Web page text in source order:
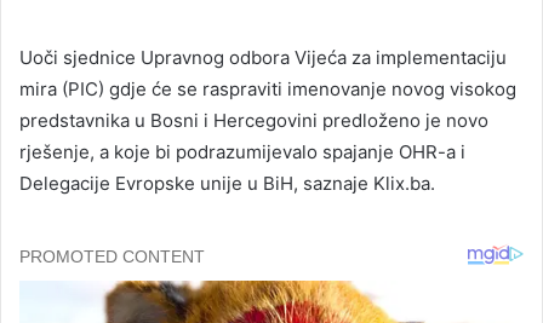
Uoči sjednice Upravnog odbora Vijeća za implementaciju
mira (PIC) gdje će se raspraviti imenovanje novog visokog
predstavnika u Bosni i Hercegovini predloženo je novo
rješenje, a koje bi podrazumijevalo spajanje OHR-a i
Delegacije Evropske unije u BiH, saznaje Klix.ba.